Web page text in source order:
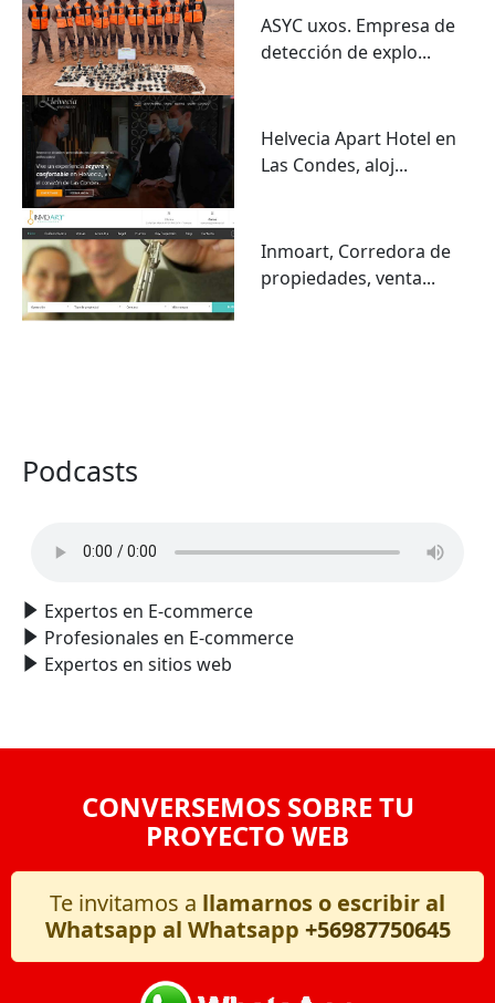
ASYC uxos. Empresa de
detección de explo...
Helvecia Apart Hotel en
Las Condes, aloj...
Inmoart, Corredora de
propiedades, venta...
Podcasts
Expertos en E-commerce
Profesionales en E-commerce
Expertos en sitios web
CONVERSEMOS SOBRE TU
PROYECTO WEB
Te invitamos a llamarnos o escribir al
Whatsapp al Whatsapp +56987750645